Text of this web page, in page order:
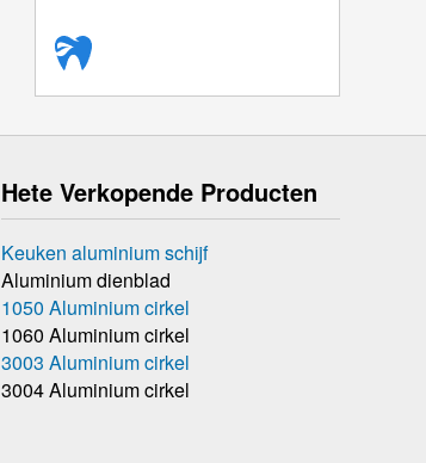
Hete Verkopende Producten
Keuken aluminium schijf
Aluminium dienblad
1050 Aluminium cirkel
1060 Aluminium cirkel
3003 Aluminium cirkel
3004 Aluminium cirkel